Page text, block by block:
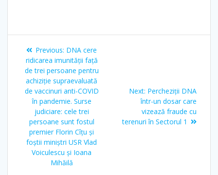
Previous: DNA cere
ridicarea imunității față
de trei persoane pentru
achiziție supraevaluată
de vaccinuri anti-COVID
în pandemie. Surse
judiciare: cele trei
persoane sunt fostul
premier Florin Cîțu și
foștii miniștri USR Vlad
Voiculescu și Ioana
Mihăilă
Next: Percheziții DNA
într-un dosar care
vizează fraude cu
terenuri în Sectorul 1